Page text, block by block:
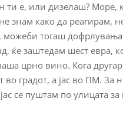
е, или дизелаш? Море,
знам како да реагирам,
тогаш
ќе заштедам шест евра,
црно вино. Кога
во градот, а јас во ПМ.
се пуштам по улицата